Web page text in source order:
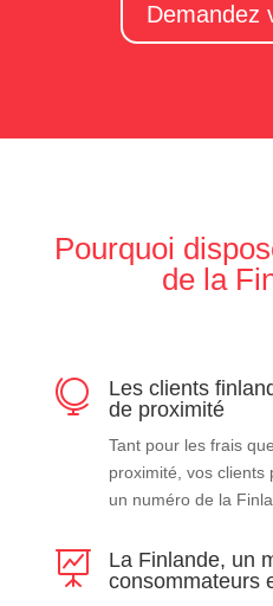
Demandez
Pourquoi
de la

Les clients
de proximité
Tant pour les frais
proximité, vos
un numéro de la

La Finlande, un
consommateurs